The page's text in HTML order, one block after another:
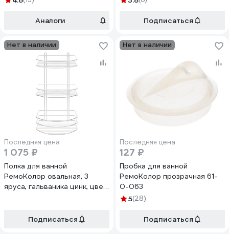
Аналоги Подписаться
Нет в наличии
Последняя цена
1 075 ₽
Полка для ванной
РемоКолор овальная, 3
яруса, гальваника цинк, цвет
Подписаться
Нет в наличии
Последняя цена
127 ₽
Пробка для ванной
РемоКолор прозрачная 61-
0-063
5(28)
Подписаться